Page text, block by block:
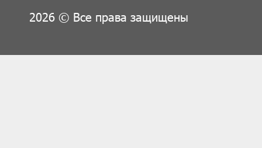
2026 © Все права защищены